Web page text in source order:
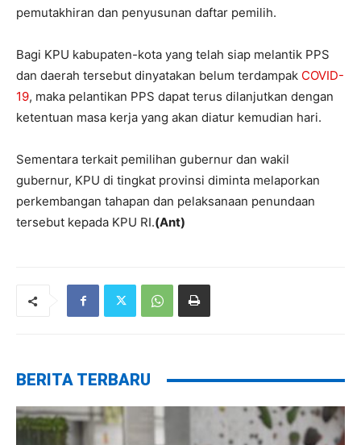
pemutakhiran dan penyusunan daftar pemilih.
Bagi KPU kabupaten-kota yang telah siap melantik PPS
dan daerah tersebut dinyatakan belum terdampak COVID-
19, maka pelantikan PPS dapat terus dilanjutkan dengan
ketentuan masa kerja yang akan diatur kemudian hari.
Sementara terkait pemilihan gubernur dan wakil
gubernur, KPU di tingkat provinsi diminta melaporkan
perkembangan tahapan dan pelaksanaan penundaan
tersebut kepada KPU RI.(Ant)
BERITA TERBARU